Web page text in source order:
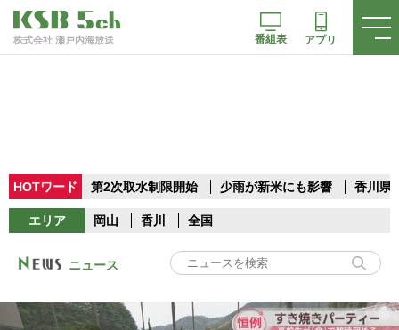
株式会社 瀬戸内海放送 番組表 アプリ
HOTワード 第2次取水制限開始 少雨が新米にも影響 香川県
エリア 岡山 香川 全国
ニュース